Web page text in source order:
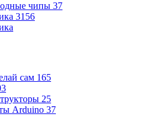
чипы 37
3156
сам 165
25
Arduino 37